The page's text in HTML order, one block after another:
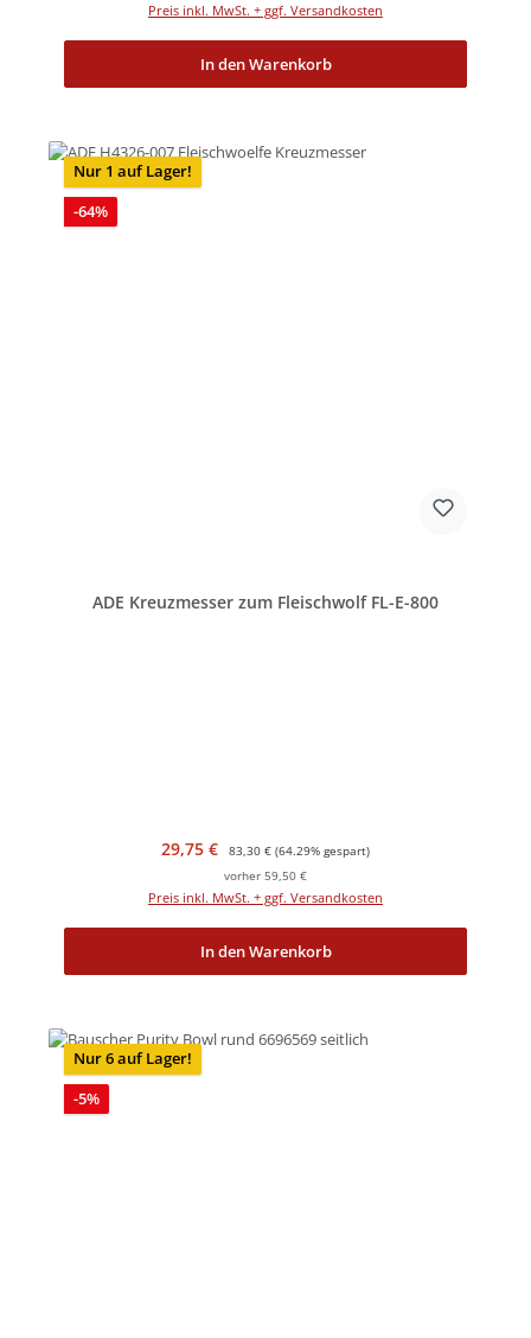
Preis inkl. MwSt. + ggf. Versandkosten
In den Warenkorb
Nur 1 auf Lager!
-64%Rabatt
ADE Kreuzmesser zum Fleischwolf FL-E-800
Verkaufspreis:
29,75 € Regulärer Preis:
83,30 € (64.29% gespart)
vorher 59,50 €
Preis inkl. MwSt. + ggf. Versandkosten
In den Warenkorb
Nur 6 auf Lager!
-5%Rabatt